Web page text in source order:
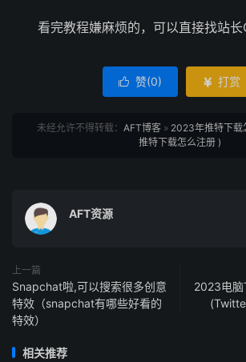
看完教程嫌麻烦的，可以直接找站
 赞(0)  打赏
未经允许不得转载： AFT博客» 2023年推特下载
推特下载怎么注册 )
AFT资源
上一篇
Snapchat啦,可以搜索很多创意
特效（snapchat有哪些好看的
特效）
2023电
相关推荐